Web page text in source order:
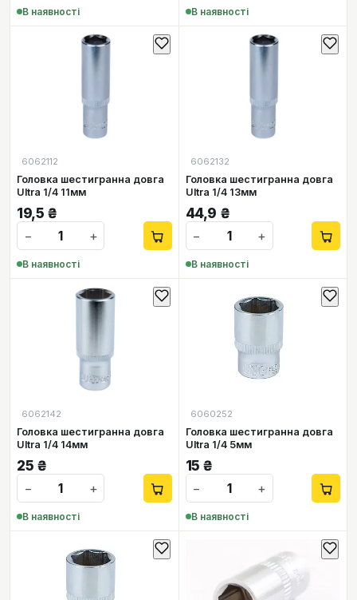
В наявності В наявності
6062112
Головка шестигранна довга
Ultra 1/4 11мм
19,5 ₴
−
+
В наявності
6062132
Головка шестигранна довга
Ultra 1/4 13мм
44,9 ₴
−
+
В наявності
6062142
Головка шестигранна довга
Ultra 1/4 14мм
25 ₴
−
+
В наявності
6060252
Головка шестигранна довга
Ultra 1/4 5мм
15 ₴
−
+
В наявності